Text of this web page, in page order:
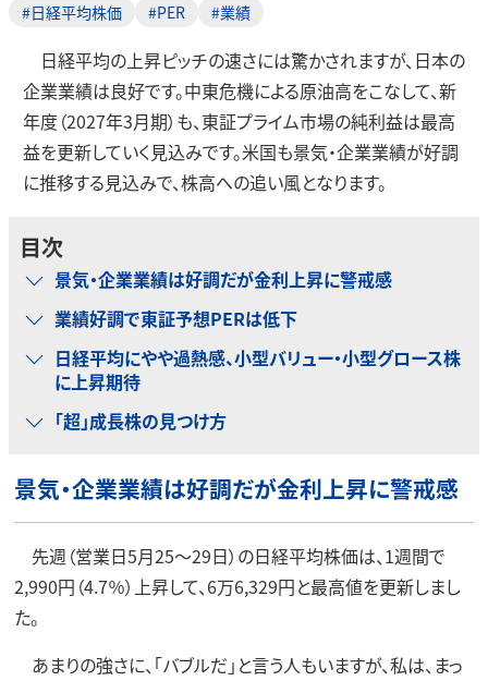
#日経平均株価 #PER #業績
日経平均の上昇ピッチの速さには驚かされますが、日本の
企業業績は良好です。中東危機による原油高をこなして、新
年度（2027年3月期）も、東証プライム市場の純利益は最高
益を更新していく見込みです。米国も景気・企業業績が好調
に推移する見込みで、株高への追い風となります。
目次
景気・企業業績は好調だが金利上昇に警戒感
業績好調で東証予想PERは低下
日経平均にやや過熱感、小型バリュー・小型グロース株
に上昇期待
「超」成長株の見つけ方
景気・企業業績は好調だが金利上昇に警戒感
先週（営業日5月25～29日）の日経平均株価は、1週間で
2,990円（4.7％）上昇して、6万6,329円と最高値を更新しまし
た。
あまりの強さに、「バブルだ」と言う人もいますが、私は、まっ